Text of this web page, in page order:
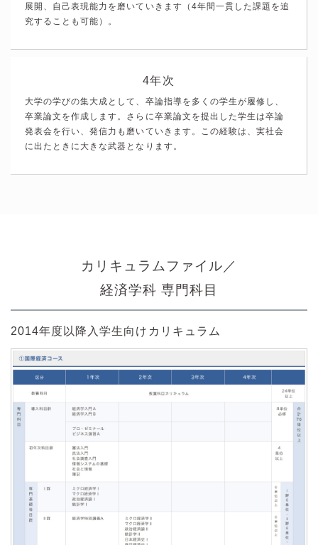
展開、自己表現能力を磨いていきます（4年間一貫した課題を追
究することも可能）。
4年次
大学の学びの集大成として、卒論指導を多くの学生が履修し、
卒業論文を作成します。さらに卒業論文を提出した学生は卒論
発表会を行い、発信力も磨いていきます。この経験は、実社会
に出たときに大きな武器となります。
カリキュラムファイル／
経済学科 専門科目
2014年度以降入学生向けカリキュラム